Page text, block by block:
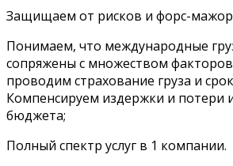
Защищаем от рисков и форс-
Понимаем, что международные
сопряжены с множеством
проводим страхование груза и
Компенсируем издержки и потери
бюджета;
Полный спектр услуг в 1 компании.